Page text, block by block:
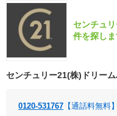
センチュ
件を探しま
センチュリー21(株)ドリー
0120-531767 【通話料無料】